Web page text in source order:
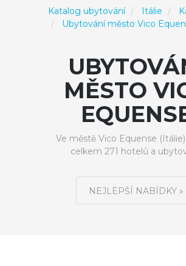
Katalog ubytování Itálie
Ubytování město Vico
MĚSTO
Ve městě Vico Equense
celkem 271 hotelů a
NEJLEPŠÍ NABÍDKY »